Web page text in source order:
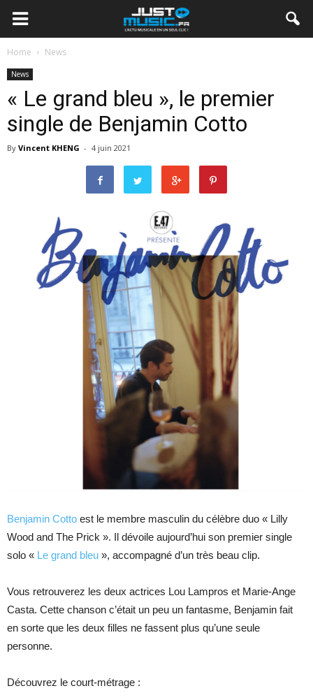
Home News
News
« Le grand bleu », le premier
single de Benjamin Cotto
By Vincent KHENG - 4 juin 2021
Benjamin Cotto est le membre masculin du célèbre duo « Lilly
Wood and The Prick ». Il dévoile aujourd’hui son premier single
solo « Le grand bleu », accompagné d’un très beau clip.
Vous retrouverez les deux actrices Lou Lampros et Marie-Ange
Casta. Cette chanson c’était un peu un fantasme, Benjamin fait
en sorte que les deux filles ne fassent plus qu’une seule
personne.
Découvrez le court-métrage :